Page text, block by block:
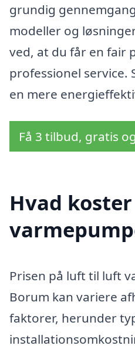
grundig
modeller og
ved, at du får en fair
professionel service.
en mere
Få 3 tilbud, gratis
Hvad
Prisen på luft til luft
Borum kan variere
faktorer, herunder